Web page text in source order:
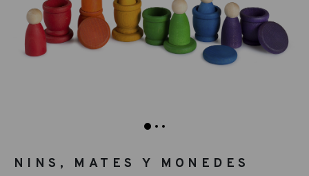
NINS, MATES Y MONEDES